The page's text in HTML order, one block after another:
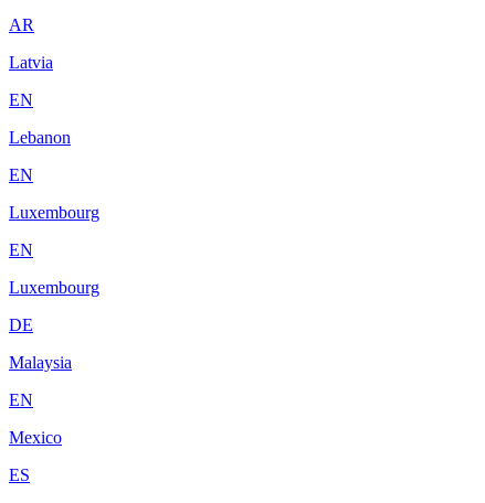
AR
Latvia
EN
Lebanon
EN
Luxembourg
EN
Luxembourg
DE
Malaysia
EN
Mexico
ES